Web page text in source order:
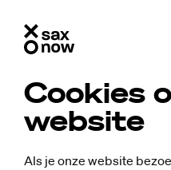
Cookies
website
Als je onze website